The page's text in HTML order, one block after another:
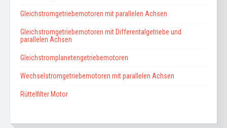
Gleichstromgetriebemotoren mit parallelen Achsen
Gleichstromgetriebemotoren mit Differentalgetriebe und
parallelen Achsen
Gleichstromplanetengetriebemotoren
Wechselstromgetriebemotoren mit parallelen Achsen
Rüttelfilter Motor